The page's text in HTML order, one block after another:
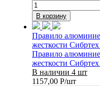
В корзину
Правило
жесткости
Правило
жесткости
В наличии 4 шт
1157,00 Р/шт